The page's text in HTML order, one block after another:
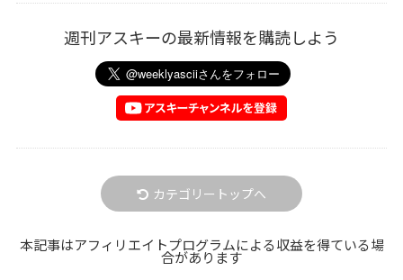
週刊アスキーの最新情報を購読しよう
カテゴリートップへ
本記事はアフィリエイトプログラムによる収益を得ている場
合があります